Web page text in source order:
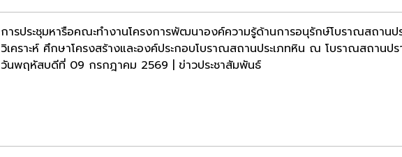
การประชุมหารือคณะทำงานโครงการพัฒนาองค์ความรู้ด้านการอนุรักษ์โบราณสถาน
วิเคราะห์ ศึกษาโครงสร้างและองค์ประกอบโบราณสถานประเภทหิน ณ โบราณสถานป
วันพฤหัสบดีที่ 09 กรกฎาคม 2569 | ข่าวประชาสัมพันธ์